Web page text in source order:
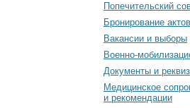
Попечительский
Бронирование
Вакансии и выборы
Военно-
Документы и
Медицинское
и рекомендации